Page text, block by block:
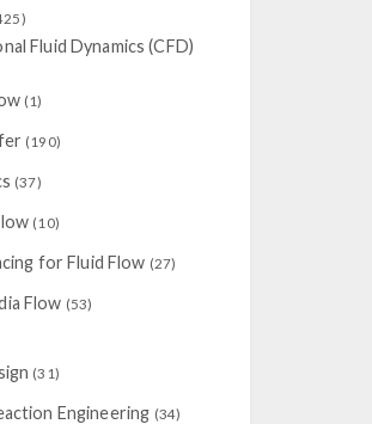
Fluid Dynamics (CFD)
(1)
(190)
(37)
(10)
for Fluid Flow (27)
Flow (53)
(31)
Engineering (34)